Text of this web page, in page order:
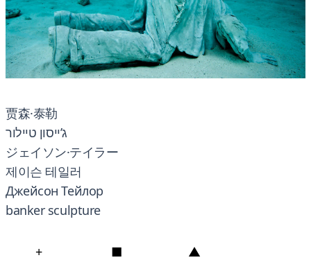
贾森·泰勒
ג’ייסון טיילור
ジェイソン·テイラー
제이슨 테일러
Джейсон Тейлор
banker sculpture
+ ■ ▲